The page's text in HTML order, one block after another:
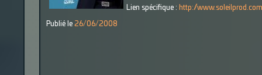
Lien spécifique : http://
Publié le 26/06/2008